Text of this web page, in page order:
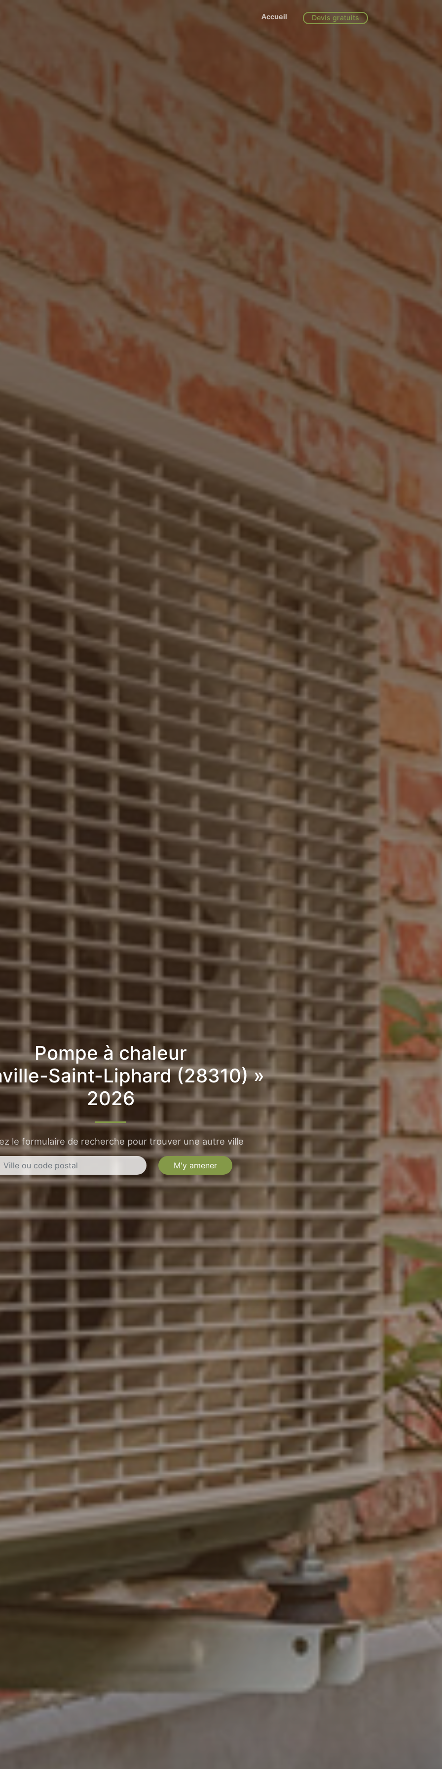
Accueil Devis gratuits
Pompe à chaleur
Saint-Liphard (28310) »
2026
le formulaire de recherche pour trouver une autre ville
M'y amener